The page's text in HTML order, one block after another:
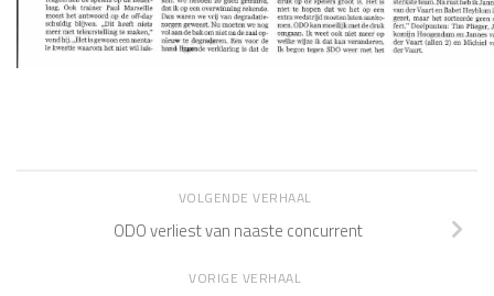
VOLGENDE VERHAAL
ODO verliest van naaste concurrent
VORIGE VERHAAL